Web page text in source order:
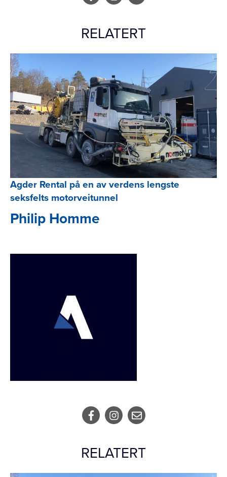
RELATERT
Agder Rental på en av verdens lengste
seksfelts motorveitunnel
Philip Homme
RELATERT